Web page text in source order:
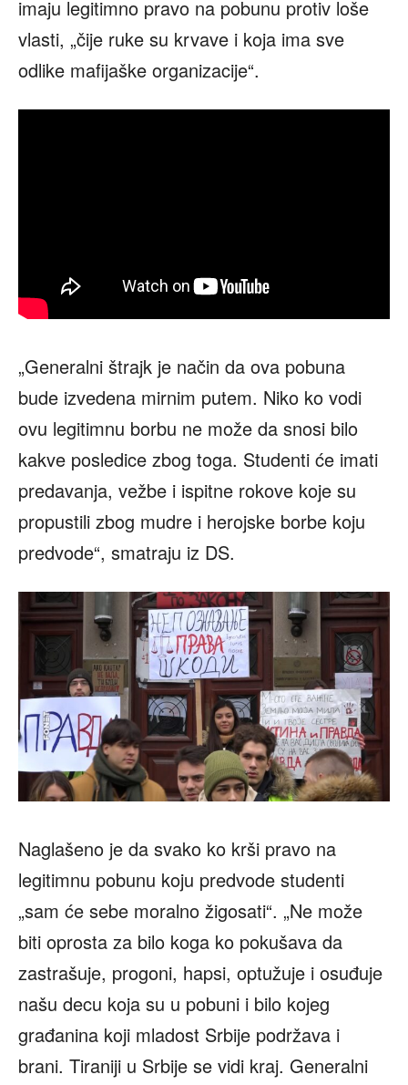
imaju legitimno pravo na pobunu protiv loše
vlasti, „čije ruke su krvave i koja ima sve
odlike mafijaške organizacije“.
„Generalni štrajk je način da ova pobuna
bude izvedena mirnim putem. Niko ko vodi
ovu legitimnu borbu ne može da snosi bilo
kakve posledice zbog toga. Studenti će imati
predavanja, vežbe i ispitne rokove koje su
propustili zbog mudre i herojske borbe koju
predvode“, smatraju iz DS.
Naglašeno je da svako ko krši pravo na
legitimnu pobunu koju predvode studenti
„sam će sebe moralno žigosati“. „Ne može
biti oprosta za bilo koga ko pokušava da
zastrašuje, progoni, hapsi, optužuje i osuđuje
našu decu koja su u pobuni i bilo kojeg
građanina koji mladost Srbije podržava i
brani. Tiraniji u Srbije se vidi kraj. Generalni